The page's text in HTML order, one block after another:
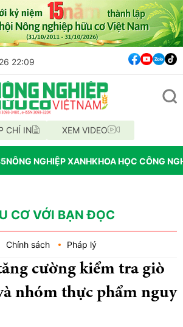
22:09
CHÍ IN XEM VIDEO
NÔNG NGHIỆP XANHKHOA HỌC CÔNG
Lâm Đồng: Không
CƠ VỚI BẠN ĐỌC
Chính sách Pháp lý
cường kiểm tra giò
nhóm thực phẩm nguy